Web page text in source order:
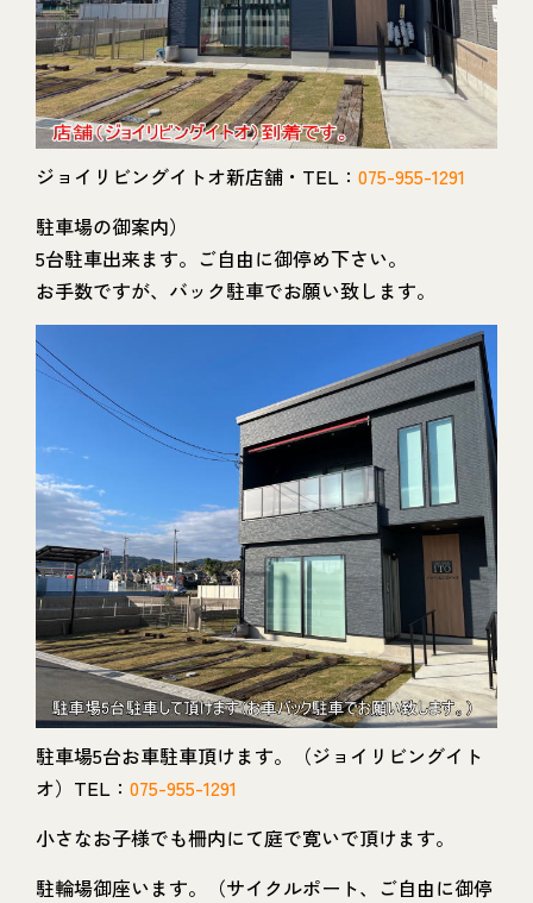
ジョイリビングイトオ新店舗・TEL： 075-955-1291
駐車場の御案内）
5台駐車出来ます。ご自由に御停め下さい。
お手数ですが、バック駐車でお願い致します。
駐車場5台お車駐車頂けます。（ジョイリビングイト
オ）TEL： 075-955-1291
小さなお子様でも柵内にて庭で寛いで頂けます。
駐輪場御座います。（サイクルポート、ご自由に御停